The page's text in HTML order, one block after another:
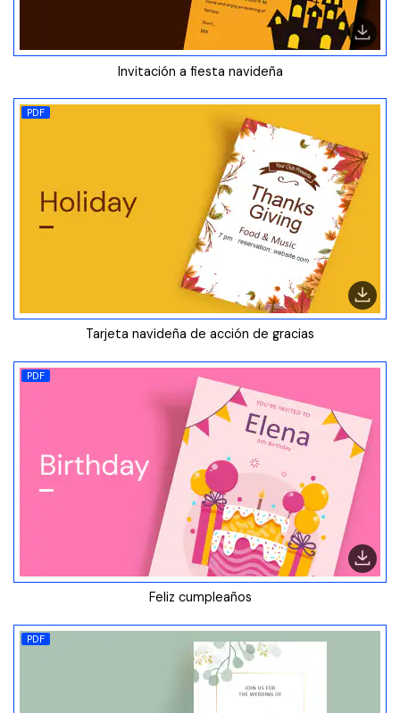
Invitación a fiesta navideña
PDF
Tarjeta navideña de acción de gracias
PDF
Feliz cumpleaños
PDF